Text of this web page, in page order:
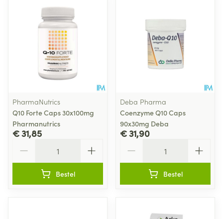
PharmaNutrics
Q10 Forte Caps 30x100mg
Pharmanutrics
€ 31,85
Bestel
Deba Pharma
Coenzyme Q10 Caps
90x30mg Deba
€ 31,90
Bestel